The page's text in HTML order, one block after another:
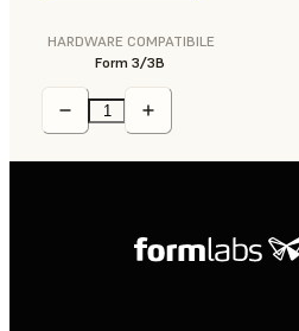
HARDWARE COMPATIBILE
Form 3/3B